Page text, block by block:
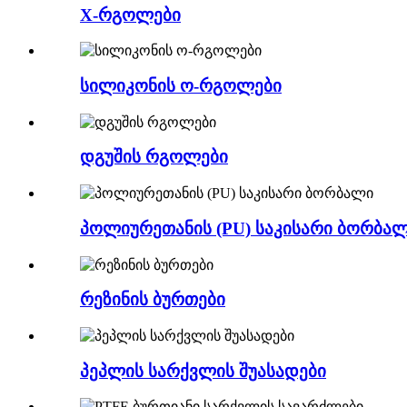
X-რგოლები
სილიკონის ო-რგოლები
დგუშის რგოლები
პოლიურეთანის (PU) საკისარი
რეზინის ბურთები
პეპლის სარქვლის შუასადები